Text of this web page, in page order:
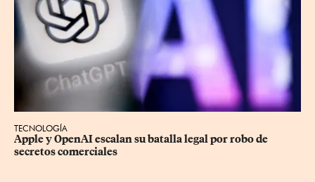
TECNOLOGÍA
Apple y OpenAI escalan su batalla legal por robo de
secretos comerciales